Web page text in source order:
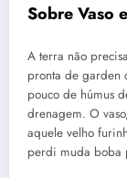
Sobre Vaso
A terra não
pronta de garden
pouco de húmus
drenagem. O
aquele velho
perdi muda boba